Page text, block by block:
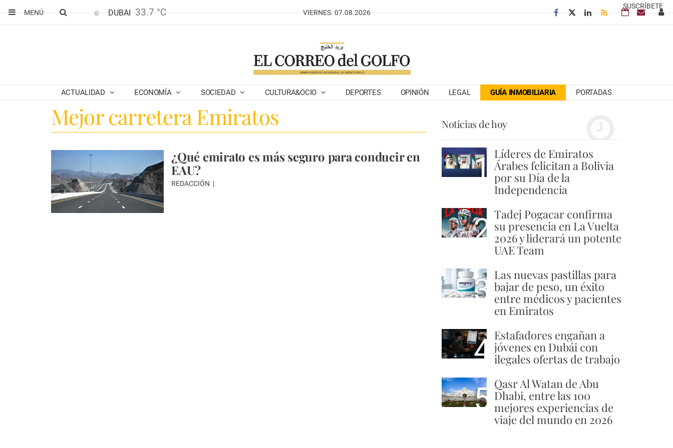
SUSCRÍBETE
MENÚ
DUBAI 33.7 °C VIERNES. 07.08.2026
ACTUALIDAD ECONOMÍA SOCIEDAD CULTURA&OCIO DEPORTES OPINIÓN LEGAL GUÍA INMOBILIARIA PORTADAS
Mejor carretera Emiratos
¿Qué emirato es más seguro para conducir en
EAU?
REDACCIÓN
Noticias de hoy
1 Líderes de Emiratos
Árabes felicitan a Bolivia
por su Día de la
Independencia
2 Tadej Pogacar confirma
su presencia en La Vuelta
2026 y liderará un potente
UAE Team
3 Las nuevas pastillas para
bajar de peso, un éxito
entre médicos y pacientes
en Emiratos
4 Estafadores engañan a
jóvenes en Dubái con
ilegales ofertas de trabajo
5 Qasr Al Watan de Abu
Dhabi, entre las 100
mejores experiencias de
viaje del mundo en 2026